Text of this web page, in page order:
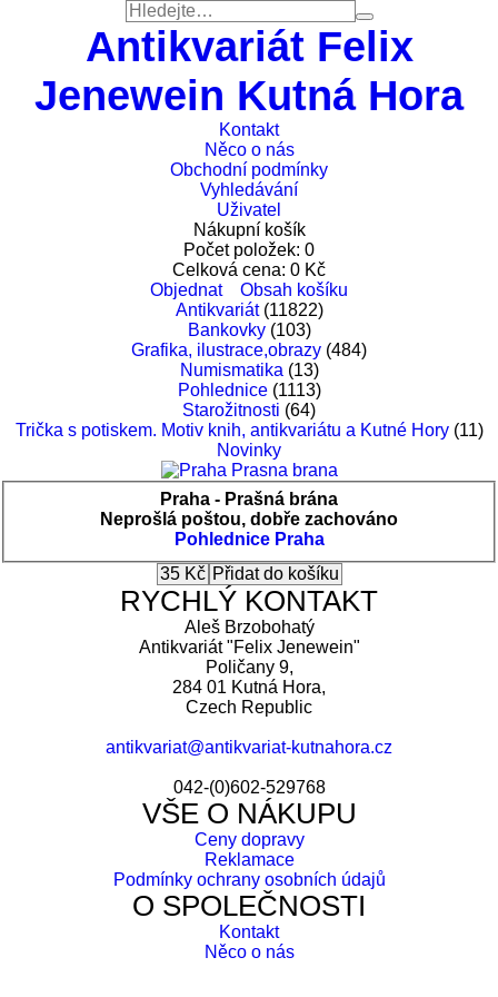
Antikvariát Felix
Jenewein Kutná Hora
Kontakt
Něco o nás
Obchodní podmínky
Vyhledávání
Uživatel
Nákupní košík
Počet položek: 0
Celková cena: 0 Kč
Objednat
Obsah košíku
Antikvariát(11822)
Bankovky(103)
Grafika, ilustrace,obrazy (484)
Numismatika (13)
Pohlednice(1113)
Starožitnosti (64)
Trička s potiskem. Motiv knih, antikvariátu a Kutné Hory(11)
Novinky
Praha - Prašná brána
Neprošlá poštou, dobře zachováno
Pohlednice Praha
RYCHLÝ KONTAKT
Aleš Brzobohatý
Antikvariát "Felix Jenewein"
Poličany 9,
284 01 Kutná Hora,
Czech Republic
antikvariat@antikvariat-kutnahora.cz
042-(0)602-529768
VŠE O NÁKUPU
Ceny dopravy
Reklamace
Podmínky ochrany osobních údajů
O SPOLEČNOSTI
Kontakt
Něco o nás